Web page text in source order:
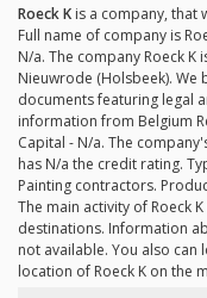
Roeck K is a company, that
Full name of company is
N/a. The company Roeck K
Nieuwrode (Holsbeek).
documents featuring legal
information from Belgium
Capital - N/a. The
has N/a the credit rating.
Painting contractors.
The main activity of Roeck
destinations. Information
not available. You also can
location of Roeck K on the